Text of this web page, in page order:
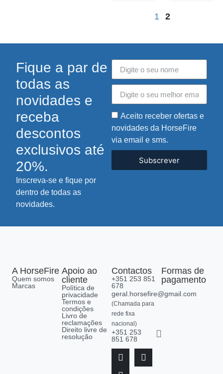
1 2
Fique a par de
todas as
novidades e
receba
descontos
exclusivos até
20%.
Inscreva-se e fique por
dentro de todas as
novidades.
Aceito receber ofertas e
novidades da HorseFire
via email e sms.
Subscrever
A HorseFire
Quem somos
Marcas
Apoio ao
cliente
Política de
privacidade
Termos e
condições
Livro de
reclamações
Direito livre de
resolução
Contactos
+351 253 851
678
geral.horsefire@gmail.com
(Chamada para
rede fixa
nacional)
+351 253
851 678
Formas de
pagamento